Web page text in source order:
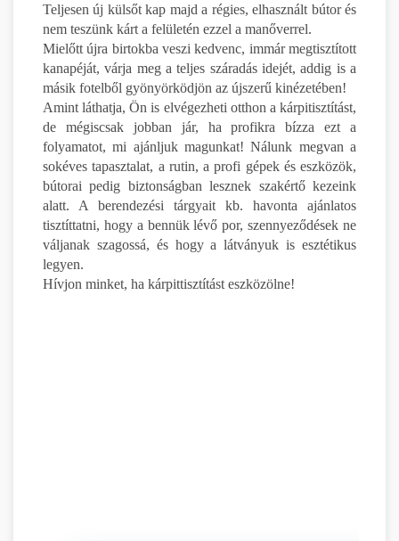
Teljesen új külsőt kap majd a régies, elhasznált bútor és
nem teszünk kárt a felületén ezzel a manőverrel.
Mielőtt újra birtokba veszi kedvenc, immár megtisztított
kanapéját, várja meg a teljes száradás idejét, addig is a
másik fotelből gyönyörködjön az újszerű kinézetében!
Amint láthatja, Ön is elvégezheti otthon a kárpitisztítást,
de mégiscsak jobban jár, ha profikra bízza ezt a
folyamatot, mi ajánljuk magunkat! Nálunk megvan a
sokéves tapasztalat, a rutin, a profi gépek és eszközök,
bútorai pedig biztonságban lesznek szakértő kezeink
alatt. A berendezési tárgyait kb. havonta ajánlatos
tisztíttatni, hogy a bennük lévő por, szennyeződések ne
váljanak szagossá, és hogy a látványuk is esztétikus
legyen.
Hívjon minket, ha kárpittisztítást eszközölne!